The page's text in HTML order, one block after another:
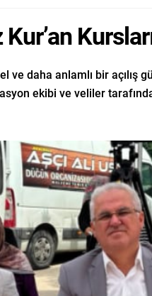
ve daha anlamlı bir
ekibi ve veliler